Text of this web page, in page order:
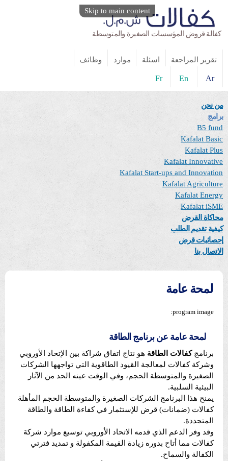
Skip to main content
كفالة قروض المؤسسات الصغيرة والمتوسطة
تقرير المراجعة اسئلة موارد وظائف
Ar
En
Fr
من نحن
برامج
B5 fund
Kafalat Basic
Kafalat Plus
Kafalat Innovative
Kafalat Start-ups and Innovation
Kafalat Agriculture
Kafalat Energy
Kafalat iSME
محاكاة القرض
كيفية تقديم الطلب
إحصائيات قرض
الاتصال بنا
لمحة عامة
program image:
لمحة عامة عن برنامج الطاقة
برنامجكفالات الطاقة هو نتاج اتفاق شراكة بين الإتحاد الأوروبي
وشركة كفالات لمعالجة القيود الطاقوية التي تواجهها الشركات
الصغيرة والمتوسطة الحجم، وفي الوقت عينه الحد من الآثار
البيئية السلبية.
يمنح هذا البرنامج الشركات الصغيرة والمتوسطة الحجم المأهلة
كفالات (ضمانات) قرض للإستثمار في كفاءة الطاقة والطاقة
المتجددة.
وقد وفر الدعم الذي قدمه الاتحاد الأوروبي توسيع موارد شركة
كفالات مما أتاح بدوره زيادة القيمة المكفولة و تمديد فترتي
الكفالة والسماح.